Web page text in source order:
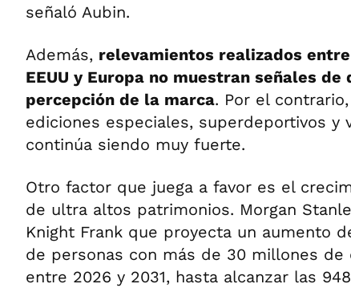
señaló Aubin.
Además, relevamientos realizados
EEUU y Europa no muestran señales
percepción de la marca. Por el
ediciones especiales, superdeportivos y
continúa siendo muy fuerte.
Otro factor que juega a favor es el
de ultra altos patrimonios. Morgan
Knight Frank que proyecta un aumento
de personas con más de 30 millones
entre 2026 y 2031, hasta alcanzar las